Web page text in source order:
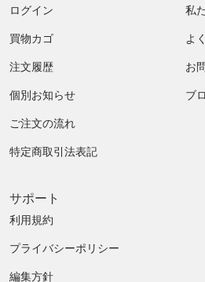
ログイン
買物カゴ
注文履歴
個別お知らせ
ご注文の流れ
特定商取引法表記
私
よ
お
ブ
サポート
利用規約
プライバシーポリシー
編集方針